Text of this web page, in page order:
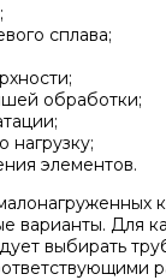
сплава;
обработки;
нагрузку;
элементов.
варианты. Для
выбирать